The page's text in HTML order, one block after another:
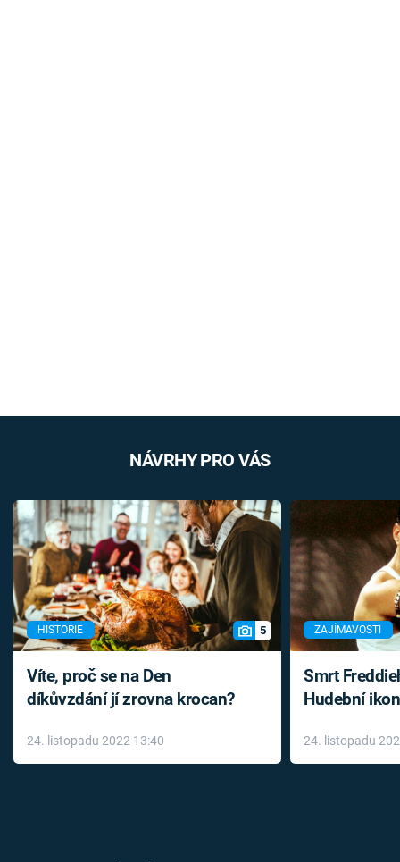
NÁVRHY PRO VÁS
HISTORIE 5
Víte, proč se na Den
díkůvzdání jí zrovna krocan?
24. listopadu 2022 13:40
ZAJÍMAVOSTI
Smrt
Hudební
léky
24. listopadu